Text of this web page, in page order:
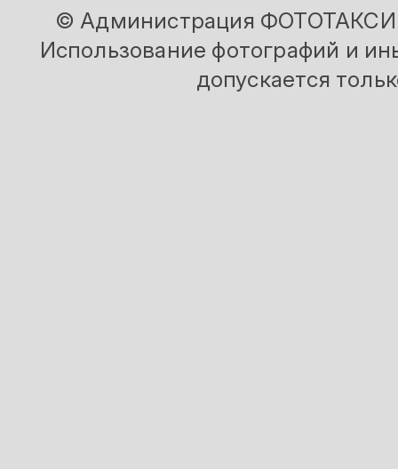
© Администрация ФОТОТАКСИ
Использование фотографий и
допускается